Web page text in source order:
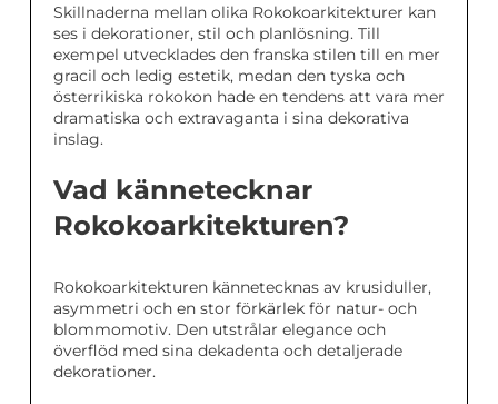
Skillnaderna mellan olika Rokokoarkitekturer kan
ses i dekorationer, stil och planlösning. Till
exempel utvecklades den franska stilen till en mer
gracil och ledig estetik, medan den tyska och
österrikiska rokokon hade en tendens att vara mer
dramatiska och extravaganta i sina dekorativa
inslag.
Vad kännetecknar
Rokokoarkitekturen?
Rokokoarkitekturen kännetecknas av krusiduller,
asymmetri och en stor förkärlek för natur- och
blommomotiv. Den utstrålar elegance och
överflöd med sina dekadenta och detaljerade
dekorationer.